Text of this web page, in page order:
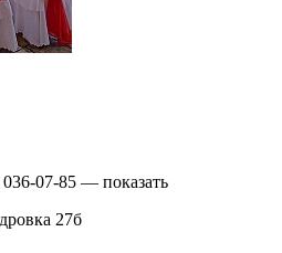
07-85 — показать
27б